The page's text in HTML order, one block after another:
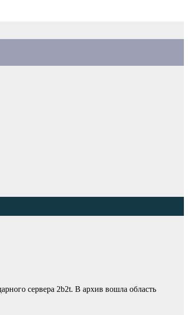
сервера 2b2t. В архив вошла область